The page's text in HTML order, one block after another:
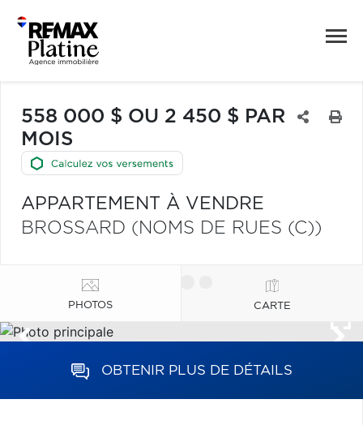
558 000 $ OU 2 450 $ PAR
MOIS
APPARTEMENT À VENDRE
BROSSARD (NOMS DE RUES (C))
PHOTOS CARTE
OBTENIR PLUS DE DÉTAILS